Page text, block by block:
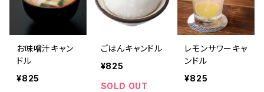
お味噌汁キャン
ドル
¥825
ごはんキャンドル
¥825
SOLD OUT
レモンサワーキャ
ンドル
¥825